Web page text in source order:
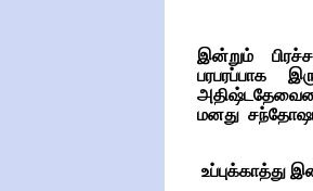
இன்றும்
பரபரப்பாக
மனது
உப்புக்காத்து